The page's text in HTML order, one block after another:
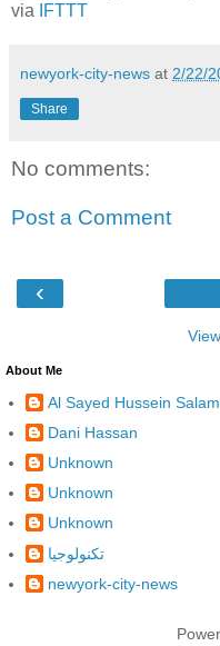
via
IFTTT
newyork-city-news at 2/22/
Share
No comments:
Post a Comment
‹
About Me
Al Sayed Hussein
Dani Hassan
Unknown
Unknown
Unknown
تكنولوجيا
newyork-city-news